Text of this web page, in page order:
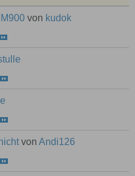
von kudok
von Andi126